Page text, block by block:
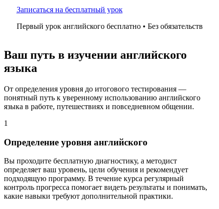
Записаться на бесплатный урок
Первый урок английского бесплатно • Без обязательств
Ваш путь в изучении английского
языка
От определения уровня до итогового тестирования —
понятный путь к уверенному использованию английского
языка в работе, путешествиях и повседневном общении.
1
Определение уровня английского
Вы проходите бесплатную диагностику, а методист
определяет ваш уровень, цели обучения и рекомендует
подходящую программу. В течение курса регулярный
контроль прогресса помогает видеть результаты и понимать,
какие навыки требуют дополнительной практики.